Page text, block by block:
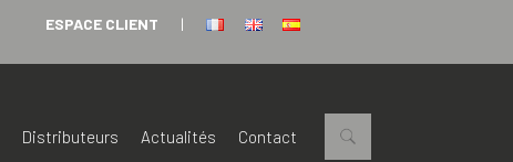
ESPACE CLIENT |
Distributeurs Actualités Contact